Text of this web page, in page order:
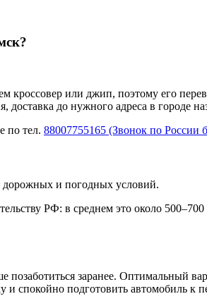
кроссовер или джип, поэтому его
до нужного адреса в городе
по тел. 88007755165 (Звонок по России
дорожных и погодных условий.
РФ: в среднем это около
заранее. Оптимальный
и спокойно подготовить автомобиль к